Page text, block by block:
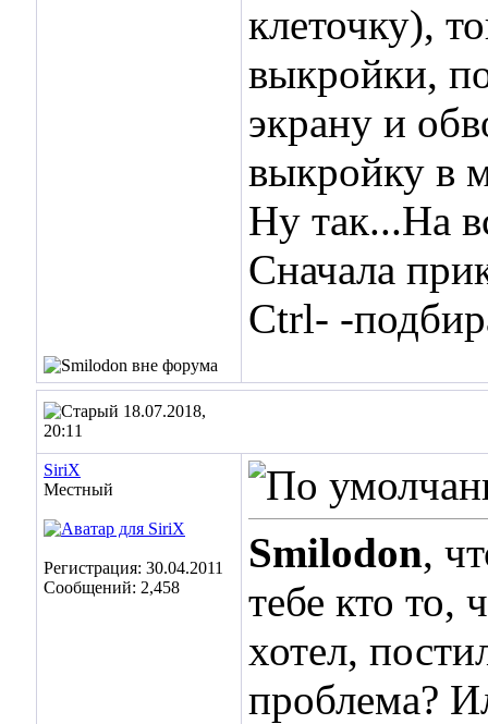
клеточку),
выкройки,
экрану и
выкройку в
Ну так...На
Сначала
Ctrl- -
18.07.2018,
20:11
SiriX
Местный
Регистрация: 30.04.2011
Сообщений: 2,458
Smilodon,
тебе кто то,
хотел,
проблема?